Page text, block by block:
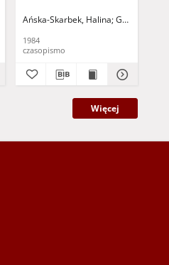
Lucyna Grochomalski, Piotr
Ańska-Skarbek, Halina Grabowska,
1984
czasopismo
Więcej